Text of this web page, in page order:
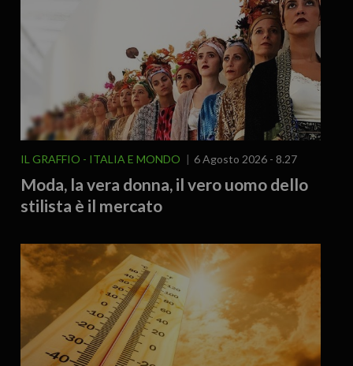
IL GRAFFIO ITALIA E MONDO 6 Agosto 2026 - 8.27
Moda, la vera donna, il vero uomo dello
stilista è il mercato